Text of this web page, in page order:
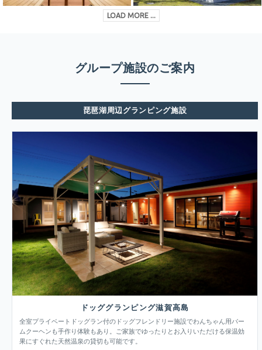
LOAD MORE ...
グループ施設のご案内
琵琶湖周辺グランピング施設
ドッググランピング滋賀高島
全室プライベートドッグラン付のドッグフレンドリー施設でわんちゃん用バー
ムクーヘンも手作り体験もあり。ご家族でゆったりとお入りいただける保温効
果にすぐれた天然温泉の貸切も可能です。